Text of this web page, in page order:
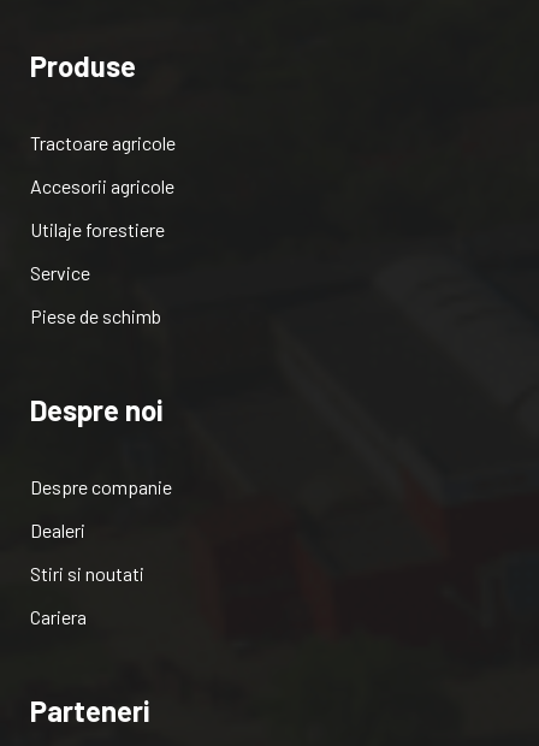
Produse
Tractoare agricole
Accesorii agricole
Utilaje forestiere
Service
Piese de schimb
Despre noi
Despre companie
Dealeri
Stiri si noutati
Cariera
Parteneri